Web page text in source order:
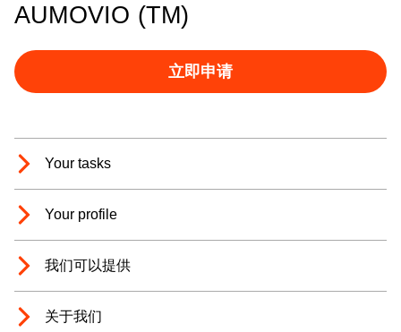
AUMOVIO (TM)
立即申请
Your tasks
Your profile
我们可以提供
关于我们